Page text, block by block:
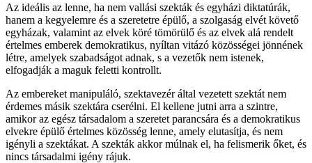
Az ideális az lenne, ha nem vallási szekták és egyházi diktatúrák,
hanem a kegyelemre és a szeretetre épülő, a szolgaság elvét követő
egyházak, valamint az elvek köré tömörülő és az elvek alá rendelt
értelmes emberek demokratikus, nyíltan vitázó közösségei jönnének
létre, amelyek szabadságot adnak, s a vezetők nem istenek,
elfogadják a maguk feletti kontrollt.
Az embereket manipuláló, szektavezér által vezetett szektát nem
érdemes másik szektára cserélni. El kellene jutni arra a szintre,
amikor az egész társadalom a szeretet parancsára és a demokratikus
elvekre épülő értelmes közösség lenne, amely elutasítja, és nem
igényli a szektákat. A szekták akkor múlnak el, ha felismerik őket, és
nincs társadalmi igény rájuk.